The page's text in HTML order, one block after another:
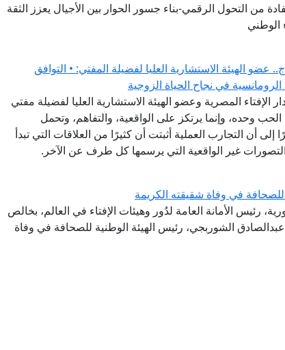
من التحول الرقمي-بناء جسور الحوار بين الأجيال يعزز الثقة
الوطني
الهيئة الاستشارية العليا لفضيلة المفتي: • التوافق
في نجاح الحياة الزوجية
الإفتاء المصرية وعضو الهيئة الاستشارية العليا لفضيلة مفتي
وحده، وإنما يرتكز على الواقعية، والتفاهم، وتحمل
أن التجارب العملية أثبتت أن كثيرًا من العلاقات التي تبدأ
غير الواقعية التي يرسمها كل طرف عن الآخر.
في وفاة شقيقته الكريمة
رئيس الأمانة العامة لدُور وهيئات الإفتاء في العالم، بخالص
الشوربجي، رئيس الهيئة الوطنية للصحافة في وفاة